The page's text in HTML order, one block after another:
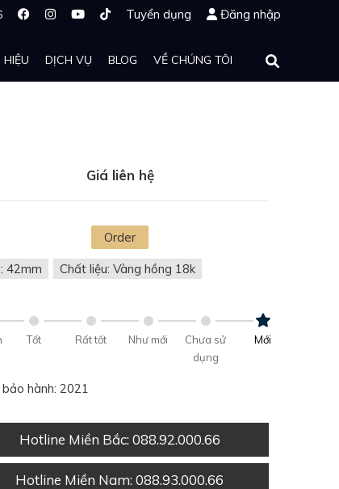
Tuyển dụng Đăng nhập
DỊCH VỤ BLOG VỀ CHÚNG TÔI
Giá liên hệ
Order
42mm Chất liệu: Vàng hồng 18k
Tốt Rất tốt Như mới
Chưa sử
dụng
Mới
hành: 2021
Hotline Miền Bắc: 088.92.000.66
Hotline Miền Nam: 088.93.000.66